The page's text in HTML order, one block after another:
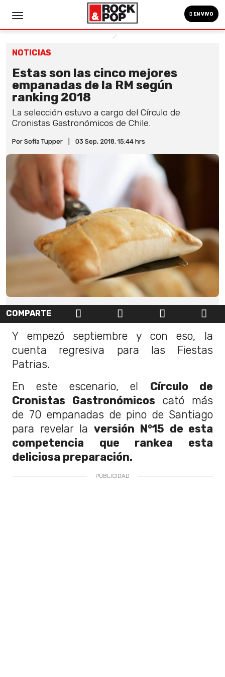
EN VIVO
NOTICIAS
Estas son las cinco mejores
empanadas de la RM según
ranking 2018
La selección estuvo a cargo del Círculo de
Cronistas Gastronómicos de Chile.
Por Sofía Tupper 03 Sep, 2018. 15:44 hrs
COMPARTE
Y empezó septiembre y con eso, la
cuenta regresiva para las Fiestas
Patrias.
En este escenario, el Círculo de
Cronistas Gastronómicos cató más
de 70 empanadas de pino de Santiago
para revelar la versión N°15 de esta
competencia que rankea esta
deliciosa preparación.